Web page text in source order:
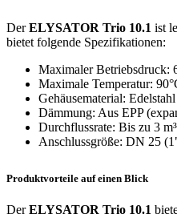
DerELYSATOR Trio 10.1 ist
bietet folgende Spezifikationen:
Maximaler Betriebsdruck:
Maximale Temperatur:
Gehäusematerial:
Dämmung: Aus EPP
Durchflussrate: Bis zu 3
Anschlussgröße: DN 25
Produktvorteile auf einen Blick
DerELYSATOR Trio 10.1